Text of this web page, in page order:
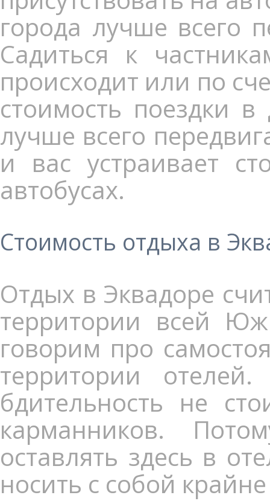
города лучше всего
Садиться к
происходит или по
стоимость поездки
лучше всего
и вас устраивает
автобусах.
Стоимость отдыха в
Отдых в Эквадоре
территории всей
говорим про
территории
бдительность не
карманников.
оставлять здесь в
носить с собой